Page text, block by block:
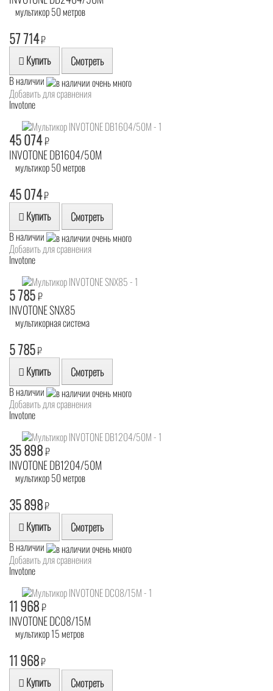
мультикор 50 метров
57 714₽
Купить Смотреть
В наличии
Добавить для сравнения
Invotone
45 074₽
INVOTONE DB1604/50M
мультикор 50 метров
45 074₽
Купить Смотреть
В наличии
Добавить для сравнения
Invotone
5 785₽
INVOTONE SNX85
мультикорная система
5 785₽
Купить Смотреть
В наличии
Добавить для сравнения
Invotone
35 898₽
INVOTONE DB1204/50M
мультикор 50 метров
35 898₽
Купить Смотреть
В наличии
Добавить для сравнения
Invotone
11 968₽
INVOTONE DC08/15M
мультикор 15 метров
11 968₽
Купить Смотреть